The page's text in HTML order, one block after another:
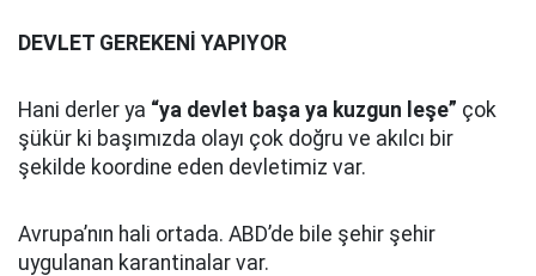
DEVLET GEREKENİ YAPIYOR
Hani derler ya “ya devlet başa ya kuzgun leşe” çok
şükür ki başımızda olayı çok doğru ve akılcı bir
şekilde koordine eden devletimiz var.
Avrupa’nın hali ortada. ABD’de bile şehir şehir
uygulanan karantinalar var.